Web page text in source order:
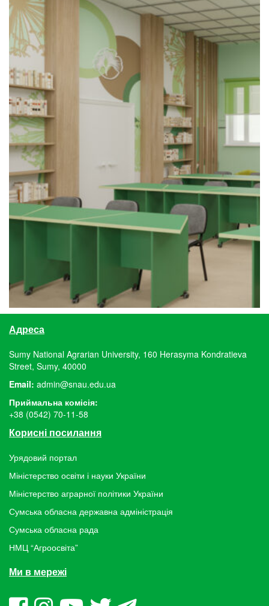
Адреса
Sumy National Agrarian University, 160 Herasyma Kondratieva
Street, Sumy, 40000
Email: admin@snau.edu.ua
Приймальна комісія:
+38 (0542) 70-11-58
Корисні посилання
Урядовий портал
Міністерство освіти і науки України
Міністерство аграрної політики України
Сумська обласна державна адміністрація
Сумська обласна рада
НМЦ “Агроосвіта”
Ми в мережі